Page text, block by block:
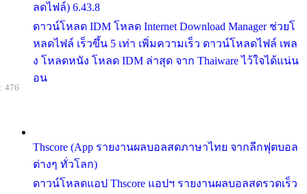
ลดไฟล์) 6.43.8
ดาวน์โหลด IDM โหลด Internet Download Manager ช่วยโ
หลดไฟล์ เร็วขึ้น 5 เท่า เพิ่มความเร็ว ดาวน์โหลดไฟล์ เพล
ง โหลดหนัง โหลด IDM ล่าสุด จาก Thaiware ไว้ใจได้แน่น
อน
Thscore (App รายงานผลบอลสดภาษาไทย จากลีกฟุตบอล
ต่างๆ ทั่วโลก)
ดาวน์โหลดแอป Thscore แอปฯ รายงานผลบอลสดรวดเร็ว
476